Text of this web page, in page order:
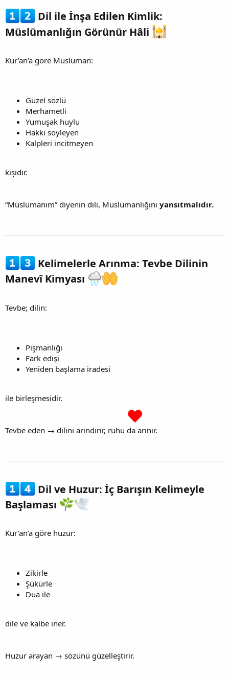
Dil ile İnşa Edilen Kimlik:
Müslümanlığın Görünür Hâli
Kur’an’a göre Müslüman:
Güzel sözlü
Merhametli
Yumuşak huylu
Hakkı söyleyen
Kalpleri incitmeyen
kişidir.
“Müslümanım” diyenin dili, Müslümanlığını yansıtmalıdır.
Kelimelerle Arınma: Tevbe Dilinin
Manevî Kimyası
Tevbe; dilin:
Pişmanlığı
Fark edişi
Yeniden başlama iradesi
ile birleşmesidir.
Tevbe eden → dilini arındırır, ruhu da arınır.
Dil ve Huzur: İç Barışın Kelimeyle
Başlaması
Kur’an’a göre huzur:
Zikirle
Şükürle
Dua ile
dile ve kalbe iner.
Huzur arayan → sözünü güzelleştirir.